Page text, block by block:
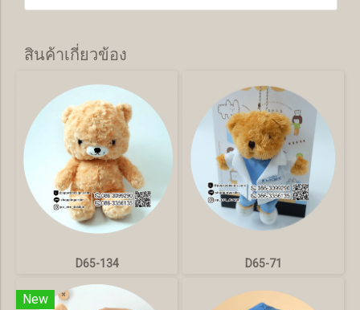
สินค้าเกี่ยวข้อง
D65-134 D65-71
New